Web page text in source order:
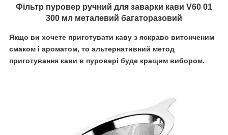
Фільтр пуровер ручний для заварки кави V60 01
300 мл металевий багаторазовий
Якщо ви хочете приготувати каву з яскраво витонченим
смаком і ароматом, то альтернативний метод
приготування кави в пуровері буде кращим вибором.